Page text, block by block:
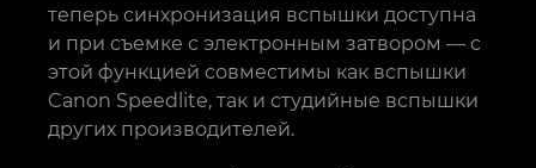
теперь синхронизация вспышки доступна
и при съемке с электронным затвором — с
этой функцией совместимы как вспышки
Canon Speedlite, так и студийные вспышки
других производителей.